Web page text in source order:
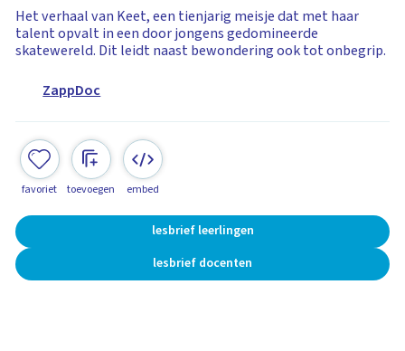
Het verhaal van Keet, een tienjarig meisje dat met haar
talent opvalt in een door jongens gedomineerde
skatewereld. Dit leidt naast bewondering ook tot onbegrip.
ZappDoc
favoriet toevoegen embed
lesbrief leerlingen
lesbrief docenten